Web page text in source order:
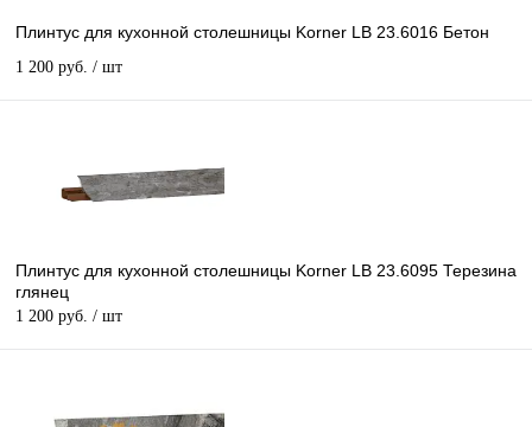
Плинтус для кухонной столешницы Korner LB 23.6016 Бетон
1 200 руб. / шт
Плинтус для кухонной столешницы Korner LB 23.6095 Терезина
глянец
1 200 руб. / шт